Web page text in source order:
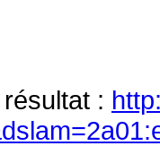
: